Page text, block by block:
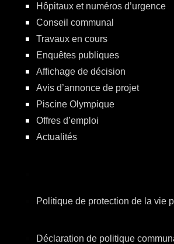
Hôpitaux et numéros d’urgence
Conseil communal
Travaux en cours
Enquêtes publiques
Affichage de décision
Avis d’annonce de projet
Piscine Olympique
Offres d’emploi
Actualités
Politique de protection de la vie
Déclaration de politique